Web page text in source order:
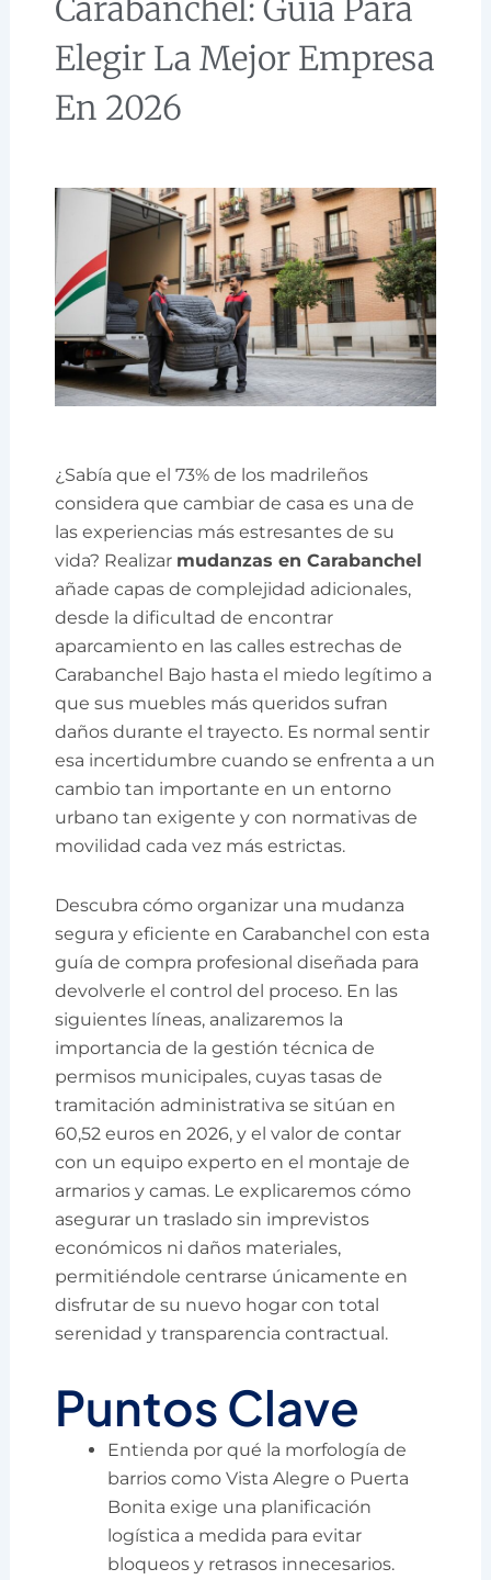
Carabanchel: Guía Para
Elegir La Mejor Empresa
En 2026
¿Sabía que el 73% de los madrileños
considera que cambiar de casa es una de
las experiencias más estresantes de su
vida? Realizar mudanzas en Carabanchel
añade capas de complejidad adicionales,
desde la dificultad de encontrar
aparcamiento en las calles estrechas de
Carabanchel Bajo hasta el miedo legítimo a
que sus muebles más queridos sufran
daños durante el trayecto. Es normal sentir
esa incertidumbre cuando se enfrenta a un
cambio tan importante en un entorno
urbano tan exigente y con normativas de
movilidad cada vez más estrictas.
Descubra cómo organizar una mudanza
segura y eficiente en Carabanchel con esta
guía de compra profesional diseñada para
devolverle el control del proceso. En las
siguientes líneas, analizaremos la
importancia de la gestión técnica de
permisos municipales, cuyas tasas de
tramitación administrativa se sitúan en
60,52 euros en 2026, y el valor de contar
con un equipo experto en el montaje de
armarios y camas. Le explicaremos cómo
asegurar un traslado sin imprevistos
económicos ni daños materiales,
permitiéndole centrarse únicamente en
disfrutar de su nuevo hogar con total
serenidad y transparencia contractual.
Puntos Clave
Entienda por qué la morfología de
barrios como Vista Alegre o Puerta
Bonita exige una planificación
logística a medida para evitar
bloqueos y retrasos innecesarios.